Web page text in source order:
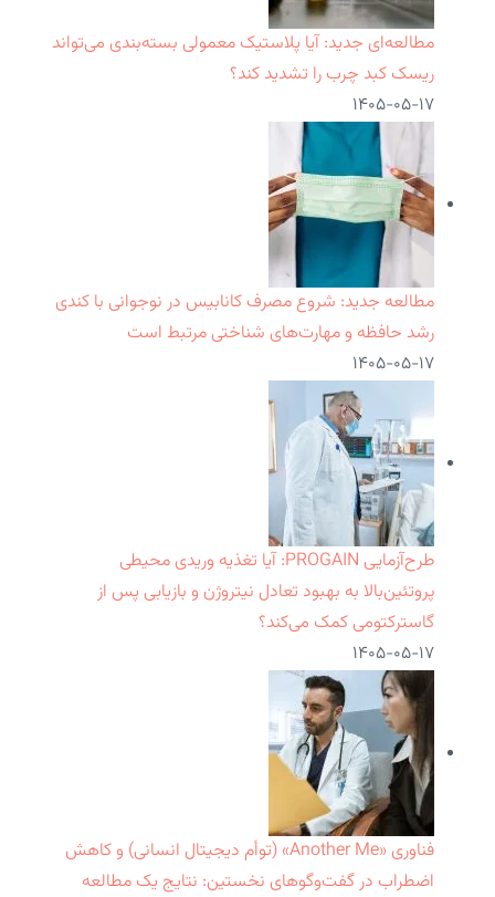
مطالعه‌ای جدید: آیا پلاستیک معمولی بسته‌بندی می‌تواند
ریسک کبد چرب را تشدید کند؟
۱۴۰۵-۰۵-۱۷
مطالعه جدید: شروع مصرف کانابیس در نوجوانی با کندی
رشد حافظه و مهارت‌های شناختی مرتبط است
۱۴۰۵-۰۵-۱۷
طرح‌آزمایی PROGAIN: آیا تغذیه وریدی محیطی
پروتئین‌بالا به بهبود تعادل نیتروژن و بازیابی پس از
گاسترکتومی کمک می‌کند؟
۱۴۰۵-۰۵-۱۷
فناوری «Another Me» (توأم دیجیتال انسانی) و کاهش
اضطراب در گفت‌وگوهای نخستین: نتایج یک مطالعه